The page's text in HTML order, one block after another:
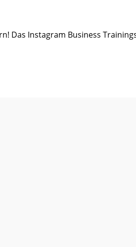
Instagram Business